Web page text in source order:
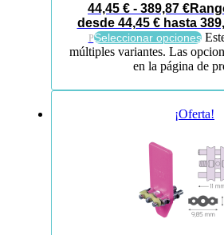
44,45 € - 389,87 €
desde 44,45 € hasta
PSeleccionar opciones
múltiples variantes. Las
en la página de
¡Oferta!